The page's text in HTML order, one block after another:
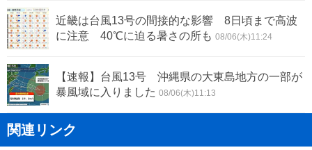
近畿は台風13号の間接的な影響 8日頃まで高波
に注意 40℃に迫る暑さの所も 08/06(木)11:24
【速報】台風13号 沖縄県の大東島地方の一部が
暴風域に入りました 08/06(木)11:13
関連リンク